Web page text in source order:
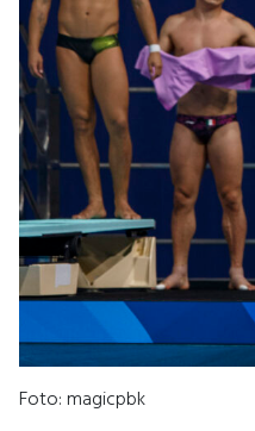
Foto: magicpbk